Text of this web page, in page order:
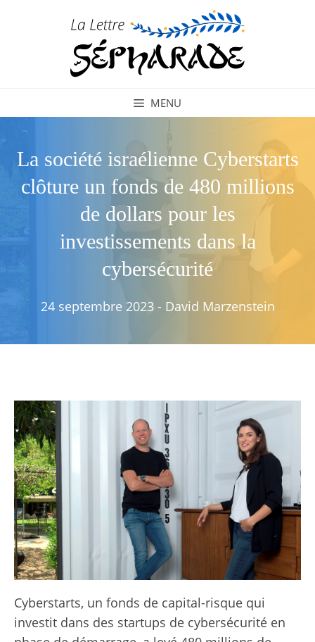
MENU
La société israélienne Cyberstarts
clôture un fonds de 480 millions
de dollars pour les
investissements dans la
cybersécurité
24 septembre 2023 - David Marzenstein
Cyberstarts, un fonds de capital-risque qui
investit dans des startups de cybersécurité en